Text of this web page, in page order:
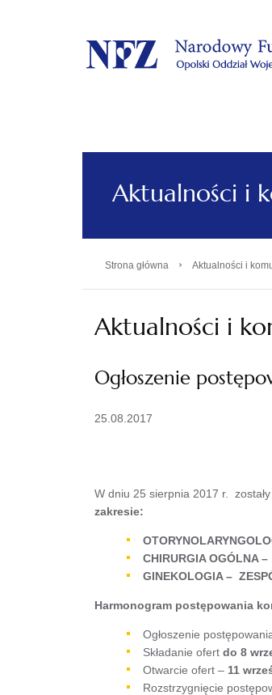
.
Aktualności i
Strona główna › Aktualności i
Aktualności i
Ogłoszenie
25.08.2017
W dniu 25 sierpnia 2017 r.
zakresie:
CHIRURGIA OGÓLNA
GINEKOLOGIA –
Harmonogram postępowania
Ogłoszenie
Składanie ofert do 8
Otwarcie ofert – 11
Rozstrzygnięcie